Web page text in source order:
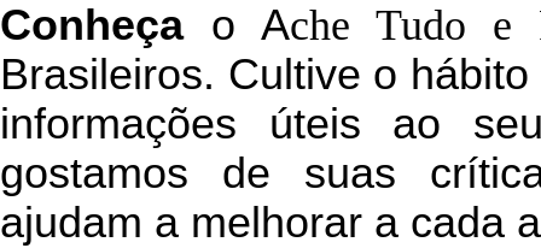
Conheçao Ache Tudo e
Brasileiros. Cultive o
informações úteis ao
gostamos de suas
ajudam a melhorar a cada